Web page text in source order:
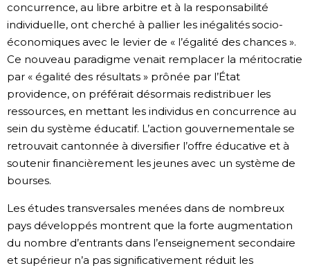
concurrence, au libre arbitre et à la responsabilité
individuelle, ont cherché à pallier les inégalités socio-
économiques avec le levier de « l’égalité des chances ».
Ce nouveau paradigme venait remplacer la méritocratie
par « égalité des résultats » prônée par l’État
providence, on préférait désormais redistribuer les
ressources, en mettant les individus en concurrence au
sein du système éducatif. L’action gouvernementale se
retrouvait cantonnée à diversifier l’offre éducative et à
soutenir financièrement les jeunes avec un système de
bourses.
Les études transversales menées dans de nombreux
pays développés montrent que la forte augmentation
du nombre d’entrants dans l’enseignement secondaire
et supérieur n’a pas significativement réduit les